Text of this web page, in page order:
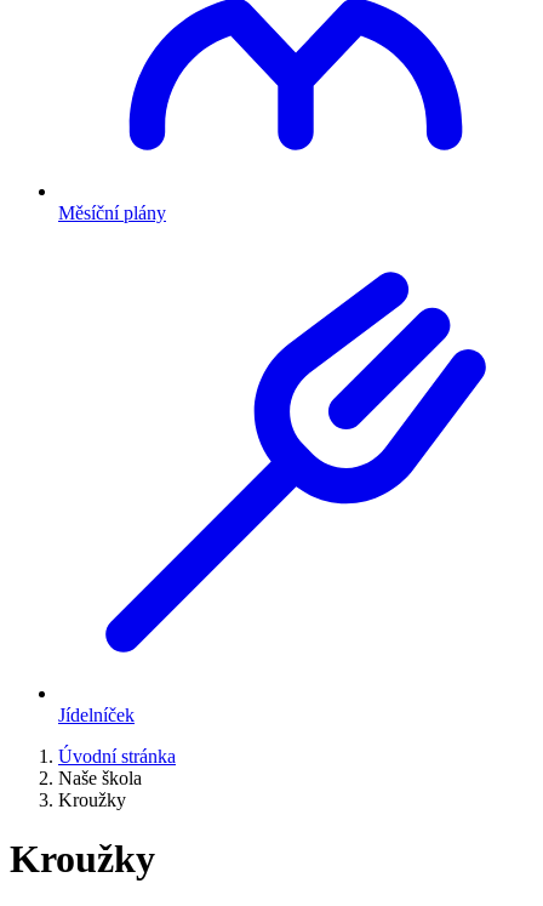
Měsíční plány
Jídelníček
Úvodní stránka
Naše škola
Kroužky
Kroužky